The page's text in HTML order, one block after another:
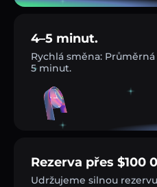
4–5 minut.
Rychlá směna:
5 minut.
Rezerva přes $100
Udržujeme silnou